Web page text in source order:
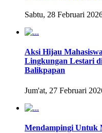
Sabtu, 28 Februari
Aksi Hijau
Lingkungan Lestari
Balikpapan
Jum'at, 27 Februari
Mendampingi Untuk